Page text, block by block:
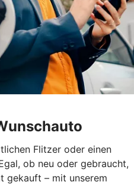
Flitzer oder einen
ob neu oder gebraucht,
gekauft – mit unserem